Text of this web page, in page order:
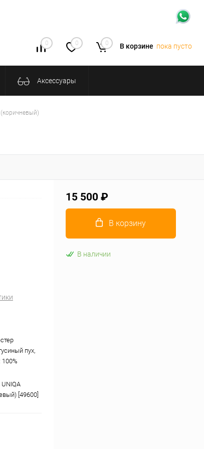
0 0 0 В корзине пока пусто
Аксессуары
пух,
100%
[49600]
15 500 ₽
В корзину
В наличии